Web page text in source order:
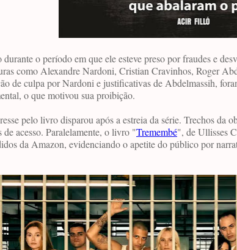
o período em que ele esteve preso por fraudes e
como Alexandre Nardoni, Cristian Cravinhos, Roger
de culpa por Nardoni e justificativas de Abdelmassih,
o que motivou sua proibição.
pelo livro disparou após a estreia da série. Trechos da
de acesso. Paralelamente, o livro "Tremembé", de Ullisses
da Amazon, evidenciando o apetite do público por